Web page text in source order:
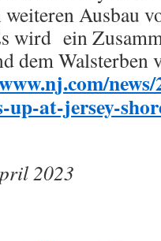
Ausbau
wird ein
dem Walsterben
up-at-jersey-
2023